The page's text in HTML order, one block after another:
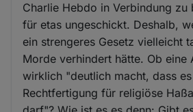
Charlie Hebdo in Verbindung zu
für etas ungeschickt. Deshalb,
ein strengeres Gesetz vielleicht
Morde verhindert hätte. Ob eine
wirklich "deutlich macht, dass
Rechtfertigung für religiöse